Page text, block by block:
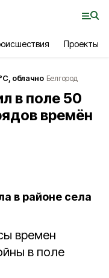
Проекты
°С, облачно Белгород
в поле 50
времён
в районе села
времен
в поле